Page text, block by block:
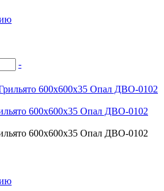
-
600х600х35 Опал ДВО-0102
600х600х35 Опал ДВО-0102